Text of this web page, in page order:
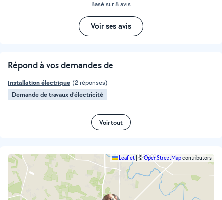
Basé sur 8 avis
Voir ses avis
Répond à vos demandes de
Installation électrique (2 réponses)
Demande de travaux d’électricité
Voir tout
Leaflet| ©OpenStreetMapcontributors